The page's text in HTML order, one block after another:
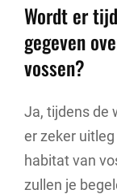
Wordt er
gegeven
vossen?
Ja, tijdens de
er zeker
habitat van
zullen je